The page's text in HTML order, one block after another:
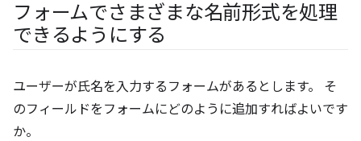
フォームでさまざまな名前形式を処理
できるようにする
ユーザーが氏名を入力するフォームがあるとします。 そ
のフィールドをフォームにどのように追加すればよいです
か。